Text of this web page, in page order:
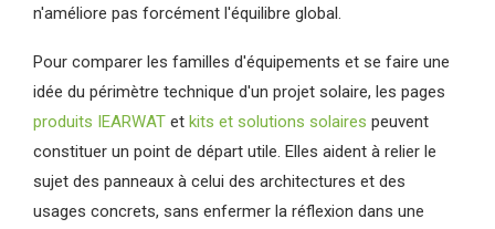
n'améliore pas forcément l'équilibre global.
Pour comparer les familles d'équipements et se faire une
idée du périmètre technique d'un projet solaire, les pages
produits IEARWAT et kits et solutions solaires peuvent
constituer un point de départ utile. Elles aident à relier le
sujet des panneaux à celui des architectures et des
usages concrets, sans enfermer la réflexion dans une